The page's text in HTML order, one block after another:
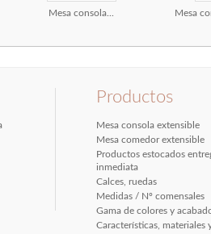
Mesa consola... Mesa
Productos
Mesa consola extensible
Mesa comedor extensible
Productos estocados
inmediata
Calces, ruedas
Medidas / Nº comensales
Gama de colores y
Características, materiales